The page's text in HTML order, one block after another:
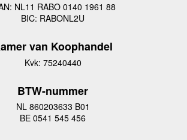
NL11 RABO 0140 1961 88
BIC: RABONL2U
van Koophandel
Kvk: 75240440
BTW-nummer
NL 860203633 B01
BE 0541 545 456